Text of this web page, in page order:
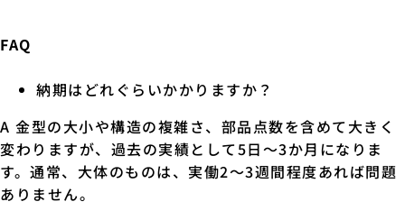
FAQ
納期はどれぐらいかかりますか？
A 金型の大小や構造の複雑さ、部品点数を含めて大きく
変わりますが、過去の実績として5日～3か月になりま
す。通常、大体のものは、実働2～3週間程度あれば問題
ありません。